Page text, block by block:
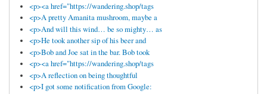
<p><a href="https://wandering.shop/tags
<p>A pretty Amanita mushroom, maybe a
<p>And will this wind… be so mighty… as
<p>He took another sip of his beer and
<p>Bob and Joe sat in the bar. Bob took
<p><a href="https://wandering.shop/tags
<p>A reflection on being thoughtful
<p>I got some notification from Google: